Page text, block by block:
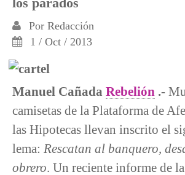
Por Redacción
1 / Oct / 2013
Manuel Cañada Rebelión .-
camisetas de la Plataforma de
las Hipotecas llevan inscrito el
lema: Rescatan al banquero,
obrero. Un reciente informe de